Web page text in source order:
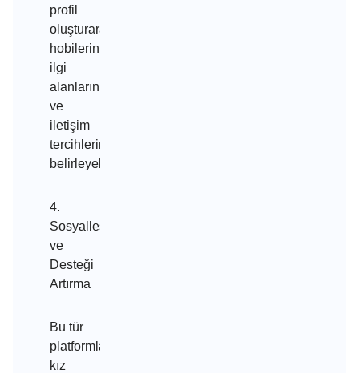
profil
oluşturarak,
hobilerini,
ilgi
alanlarını
ve
iletişim
tercihlerini
belirleyebilirler.
4.
Sosyalleşme
ve
Desteği
Artırma
Bu tür
platformlar,
kız